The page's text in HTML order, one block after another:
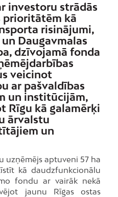
investoru strādās
prioritātēm kā
risinājumi,
Daugavmalas
dzīvojamā fonda
veicinot
ar pašvaldības
un institūcijām,
Rīgu kā galamērķi
ārvalstu
un
uzņēmējs aptuveni 57 ha
kā daudzfunkcionālu
fondu ar vairāk nekā
jaunu Rīgas ostas